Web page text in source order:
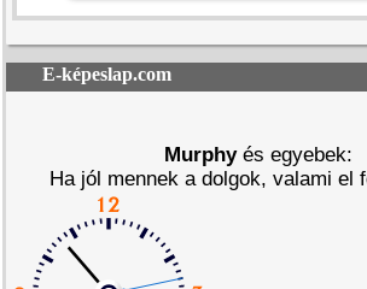
E-képeslap.com
Murphyés egyebek:
Ha jól mennek a dolgok, valami el